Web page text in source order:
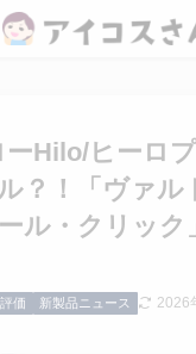
ーHilo/ヒーロ
？！「ヴァル
ル・クリッ
価 新製品ニュース 2026